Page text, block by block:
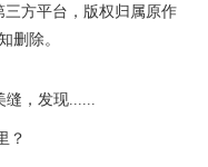
方平台，版权归属原作
删除。
，发现......
？